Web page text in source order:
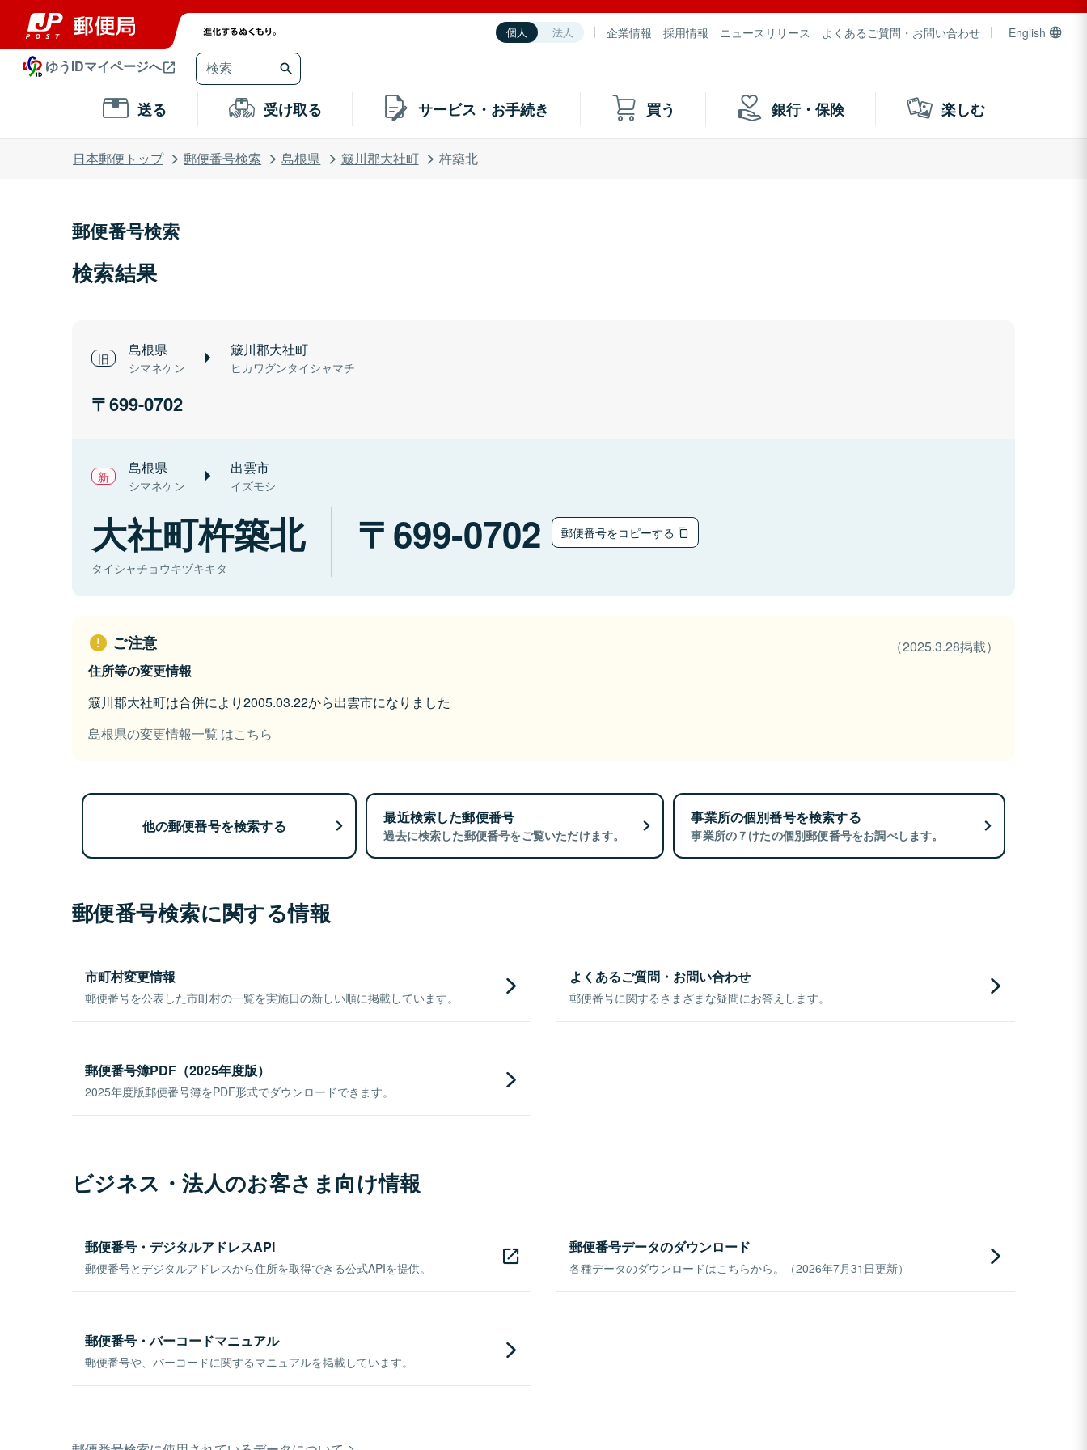
個人 法人 企業情報 採用情報 ニュースリリース よくあるご質問・お問い合わせ English
ゆうIDマイページへ
送る 受け取る サービス・お手続き 買う 銀行・保険 楽しむ
日本郵便トップ 郵便番号検索 島根県 簸川郡大社町 杵築北
郵便番号検索
検索結果
島根県
シマネケン
簸川郡大社町
ヒカワグンタイシャマチ
699-0702
島根県
シマネケン
出雲市
イズモシ
大社町杵築北
タイシャチョウキヅキキタ
699-0702 郵便番号をコピーする
ご注意
（2025.3.28掲載）
住所等の変更情報
簸川郡大社町は合併により2005.03.22から出雲市になりました
島根県の変更情報一覧 はこちら
他の郵便番号を検索する 最近検索した郵便番号
過去に検索した郵便番号をご覧いただけます。
事業所の個別番号を検索する
事業所の７けたの個別郵便番号をお調べします。
郵便番号検索に関する情報
市町村変更情報
郵便番号を公表した市町村の一覧を実施日の新しい順に掲載しています。
よくあるご質問・お問い合わせ
郵便番号に関するさまざまな疑問にお答えします。
郵便番号簿PDF（2025年度版）
2025年度版郵便番号簿をPDF形式でダウンロードできます。
ビジネス・法人のお客さま向け情報
郵便番号・デジタルアドレスAPI
郵便番号とデジタルアドレスから住所を取得できる公式APIを提供。
郵便番号データのダウンロード
各種データのダウンロードはこちらから。（2026年7月31日更新）
郵便番号・バーコードマニュアル
郵便番号や、バーコードに関するマニュアルを掲載しています。